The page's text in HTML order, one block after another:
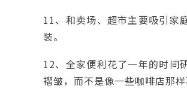
11、和卖场、超市主要吸引
装。
12、全家便利花了一年的时间
褶皱，而不是像一些咖啡店那